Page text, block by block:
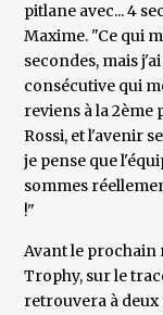
pitlane avec... 4
Maxime. "Ce qui
secondes, mais
consécutive qui
reviens à la 2ème
Rossi, et l'avenir
je pense que
sommes
!"
Avant le prochain
Trophy, sur le
retrouvera à deux